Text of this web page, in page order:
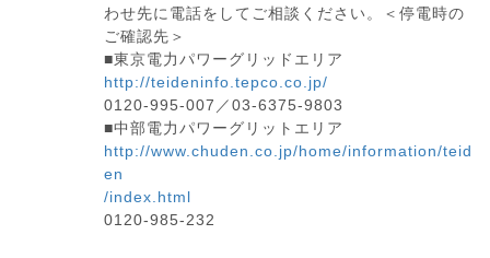
わせ先に電話をしてご相談ください。＜停電時の
ご確認先＞
■東京電力パワーグリッドエリア
http://teideninfo.tepco.co.jp/
0120-995-007／03-6375-9803
■中部電力パワーグリットエリア
http://www.chuden.co.jp/home/information/teid
en
/index.html
0120-985-232